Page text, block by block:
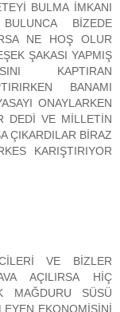
BULMA İMKANI
BİZEDE
NE HOŞ OLUR
ŞAKASI YAPMIŞ
KAPTIRAN
BANAMI
ONAYLARKEN
DEDİ VE MİLLETİN
ÇIKARDILAR BİRAZ
KARIŞTIRIYOR
VE BİZLER
AÇILIRSA HİÇ
MAĞDURU SÜSÜ
EKONOMİSİNİ